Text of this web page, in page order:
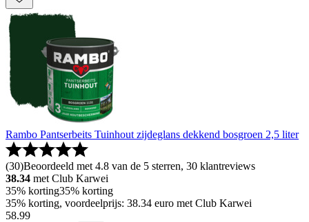
Rambo Pantserbeits Tuinhout zijdeglans dekkend bosgroen 2,5 liter
(30)Beoordeeld met 4.8 van de 5 sterren, 30 klantreviews
38.34 met Club Karwei
35% korting35% korting
35% korting, voordeelprijs: 38.34 euro met Club Karwei
58.99